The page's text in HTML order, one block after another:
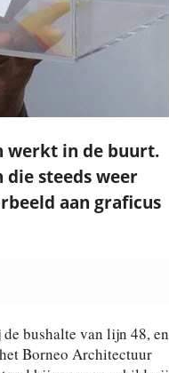
werkt in de buurt.
steeds weer
aan graficus
bushalte van lijn 48, en
Borneo Architectuur